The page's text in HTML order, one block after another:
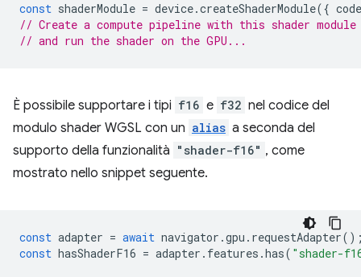
const shaderModule = device.createShaderModule({ code
// Create a compute pipeline with this shader module
// and run the shader on the GPU...
È possibile supportare i tipi f16 e f32 nel codice del
modulo shader WGSL con un alias a seconda del
supporto della funzionalità "shader-f16" , come
mostrato nello snippet seguente.
const adapter = await navigator .gpu . requestAdapter
const hasShaderF16 = adapter . features .has( "shader-